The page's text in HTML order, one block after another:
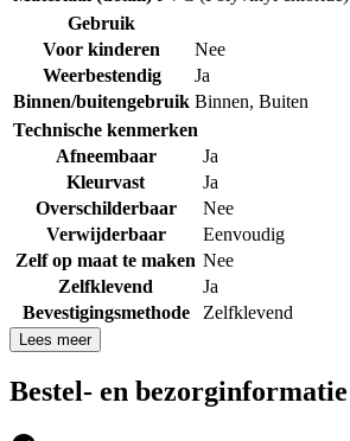
Gebruik
Voor kinderen
Nee
Weerbestendig
Ja
Binnen/buitengebruik Binnen, Buiten
Technische kenmerken
Afneembaar
Ja
Kleurvast
Ja
Overschilderbaar
Nee
Verwijderbaar
Eenvoudig
Zelf op maat te maken Nee
Zelfklevend
Ja
Bevestigingsmethode
Zelfklevend
Lees meer
Bestel- en bezorginformatie